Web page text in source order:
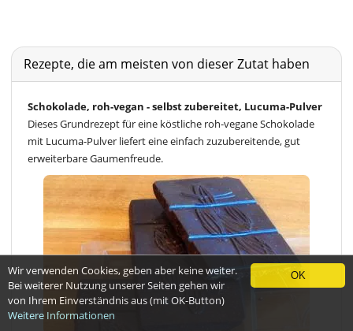
Rezepte, die am meisten von dieser Zutat haben
Schokolade, roh-vegan - selbst zubereitet, Lucuma-Pulver
Dieses Grundrezept für eine köstliche roh-vegane Schokolade
mit Lucuma-Pulver liefert eine einfach zuzubereitende, gut
erweiterbare Gaumenfreude.
OK
Wir verwenden Cookies, geben aber keine weiter.
Bei weiterer Nutzung unserer Seiten gehen wir
von Ihrem Einverständnis aus (mit OK-Button)
Weitere Informationen